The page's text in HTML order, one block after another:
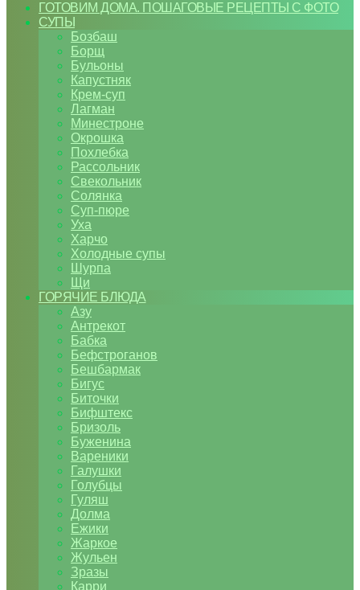
ГОТОВИМ ДОМА. ПОШАГОВЫЕ РЕЦЕПТЫ С ФОТО
СУПЫ
Бозбаш
Борщ
Бульоны
Капустняк
Крем-суп
Лагман
Минестроне
Окрошка
Похлебка
Рассольник
Свекольник
Солянка
Суп-пюре
Уха
Харчо
Холодные супы
Шурпа
Щи
ГОРЯЧИЕ БЛЮДА
Азу
Антрекот
Бабка
Бефстроганов
Бешбармак
Бигус
Биточки
Бифштекс
Бризоль
Буженина
Вареники
Галушки
Голубцы
Гуляш
Долма
Ежики
Жаркое
Жульен
Зразы
Карри